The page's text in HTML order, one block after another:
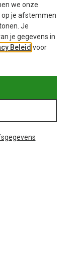
we onze
op je afstemmen
Je
je gegevens in
Beleid voor